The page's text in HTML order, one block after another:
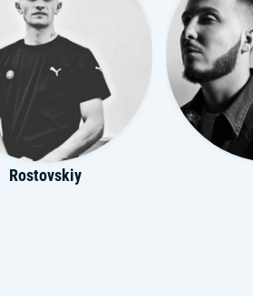
Rostovskiy